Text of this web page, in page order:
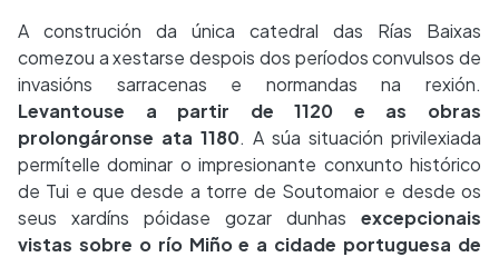
A construción da única catedral das Rías Baixas
comezou a xestarse despois dos períodos convulsos de
invasións sarracenas e normandas na rexión.
Levantouse a partir de 1120 e as obras
prolongáronse ata 1180. A súa situación privilexiada
permítelle dominar o impresionante conxunto histórico
de Tui e que desde a torre de Soutomaior e desde os
seus xardíns póidase gozar dunhas excepcionais
vistas sobre o río Miño e a cidade portuguesa de